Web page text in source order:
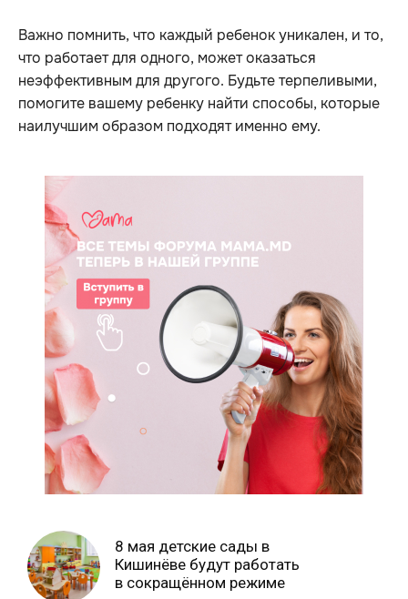
Важно помнить, что каждый ребенок уникален, и то,
что работает для одного, может оказаться
неэффективным для другого. Будьте терпеливыми,
помогите вашему ребенку найти способы, которые
наилучшим образом подходят именно ему.
8 мая детские сады в
Кишинёве будут работать
в сокращённом режиме